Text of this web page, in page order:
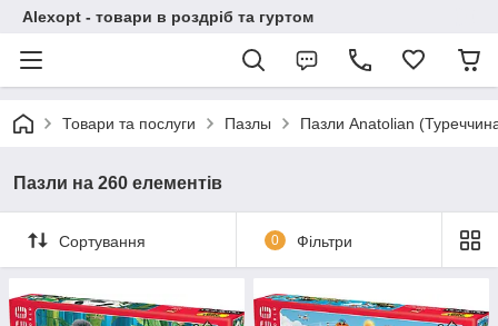
Alexopt - товари в роздріб та гуртом
Товари та послуги Пазлы Пазли Anatolian
Пазли на 260 елементів
Сортування 0 Фільтри